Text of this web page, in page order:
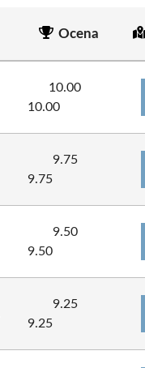
Ocena
10.00
10.00
9.75
9.75
9.50
9.50
9.25
9.25